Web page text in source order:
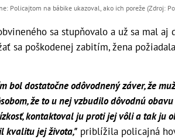
Policajtom na bábike ukazoval, ako ich poreže (Zdroj:
sa stupňovalo a už sa mal
sa poškodenej zabitím, žena
bol dostatočne odôvodnený záver, že
že to u nej vzbudilo dôvodnú
kontaktoval ju proti jej vôli a tak ju
kvalitu jej života," priblížila policajná